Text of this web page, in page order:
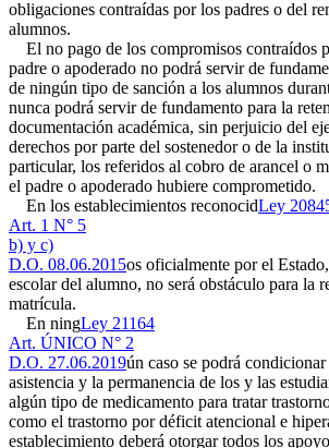
obligaciones contraídas por los padres o del
alumnos.
El no pago de los compromisos contraídos
padre o apoderado no podrá servir de
de ningún tipo de sanción a los alumnos
nunca podrá servir de fundamento para la
documentación académica, sin perjuicio del
derechos por parte del sostenedor o de la
particular, los referidos al cobro de arancel o
el padre o apoderado hubiere comprometido.
En los establecimientos reconocidLey
Art. 1 N° 5
b) y c)
D.O. 08.06.2015os oficialmente por el
escolar del alumno, no será obstáculo para la
matrícula.
En ningLey 21164
Art. ÚNICO N° 2
D.O. 27.06.2019ún caso se podrá
asistencia y la permanencia de los y las
algún tipo de medicamento para tratar
como el trastorno por déficit atencional e
establecimiento deberá otorgar todos los